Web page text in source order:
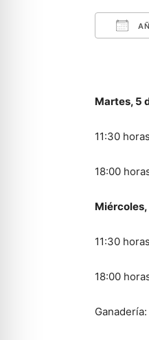
Martes, 5
11:30
18:00
11:30
18:00
Ganadería: